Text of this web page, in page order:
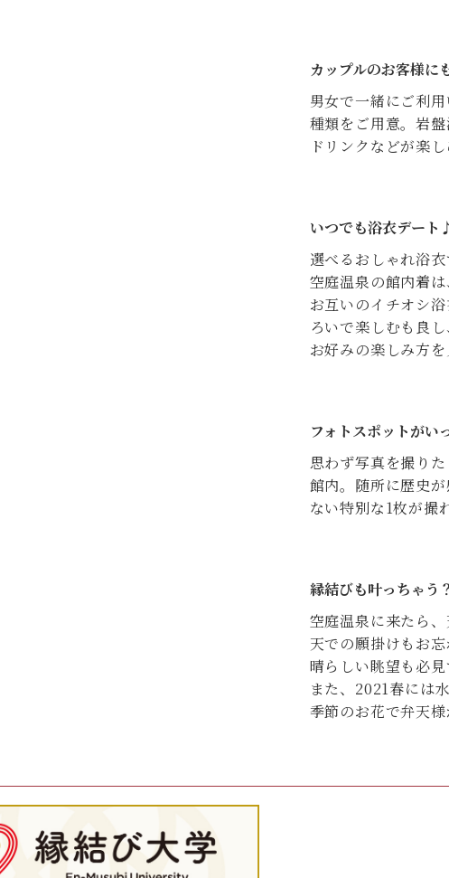
カップルのお客様に
男女で一緒にご利
種類をご用意。岩
ドリンクなどが楽
いつでも浴衣デート
選べるおしゃれ浴
空庭温泉の館内着
お互いのイチオシ
ろいで楽しむも良
お好みの楽しみ方を
フォトスポットがい
思わず写真を撮り
館内。随所に歴史
ない特別な1枚が撮
縁結びも叶っちゃう
空庭温泉に来たら
天での願掛けもお
晴らしい眺望も必見
また、2021春には
季節のお花で弁天